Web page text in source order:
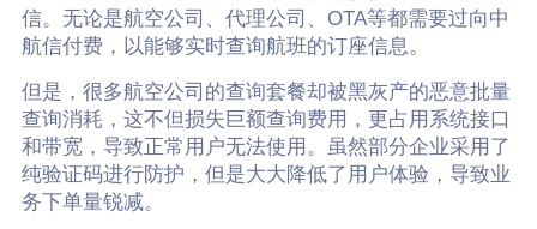
信。无论是航空公司、代理公司、OTA等都需要过向中
航信付费，以能够实时查询航班的订座信息。
但是，很多航空公司的查询套餐却被黑灰产的恶意批量
查询消耗，这不但损失巨额查询费用，更占用系统接口
和带宽，导致正常用户无法使用。虽然部分企业采用了
纯验证码进行防护，但是大大降低了用户体验，导致业
务下单量锐减。